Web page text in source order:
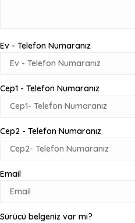
Ev - Telefon Numaranız
Cep1 - Telefon Numaranız
Cep2 - Telefon Numaranız
Email
Sürücü belgeniz var mı?